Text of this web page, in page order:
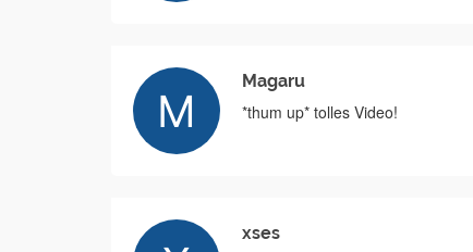
Magaru
*thum up* tolles Video!
xses